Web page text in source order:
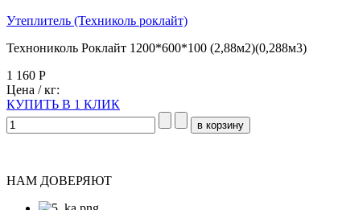
Утеплитель (Техниколь роклайт)
Технониколь Роклайт 1200*600*100 (2,88м2)(0,288м3)
1 160 Р
Цена / кг:
КУПИТЬ В 1 КЛИК
НАМ ДОВЕРЯЮТ